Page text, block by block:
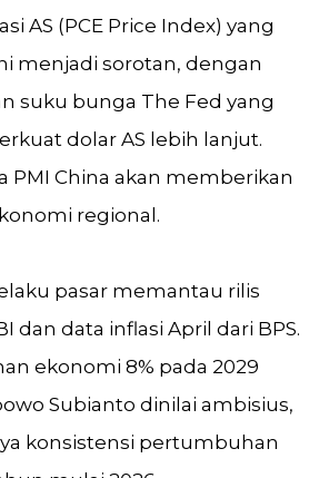
AS (PCE Price Index) yang
menjadi sorotan, dengan
suku bunga The Fed yang
dolar AS lebih lanjut.
PMI China akan memberikan
regional.
pasar memantau rilis
dan data inflasi April dari BPS.
ekonomi 8% pada 2029
Subianto dinilai ambisius,
konsistensi pertumbuhan